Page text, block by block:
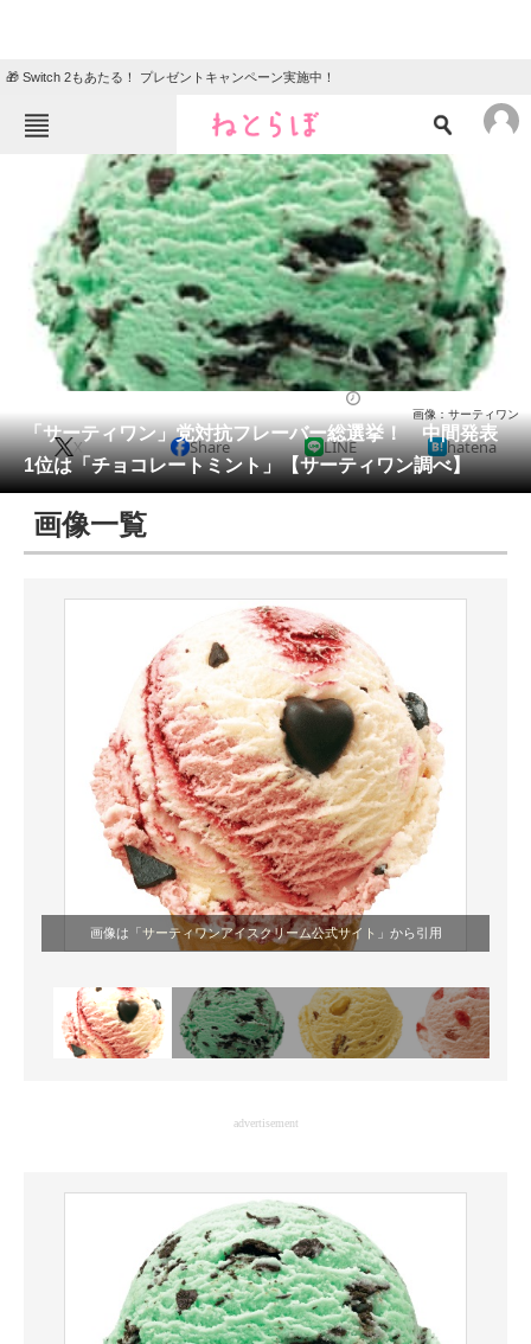
🎁 Switch 2もあたる！ プレゼントキャンペーン実施中！
ねとらぼメニュー
ニュース
エンタメ クイズ
グルメ 地域
住まい 教育・育児
リサーチ
会員記事
メディア
注目記事を集めた総合ページ
スマホと通信の最新トレンド
進化するPCとデバイスの未来
好きが集まる 比べて選べる
ビジネスと働き方のヒント
AI活用のいまが分かる
企業ITのトレンドを詳説
経営リーダーのコミュニティ
マーケ×ITの今がよく分かる
ITエンジニア向け専門サイト
製造業のIT導入・活用を支援
モノづくり技術者専門サイト
エレクトロニクス専門サイト
「サーティワン」党対抗フレーバー総選挙！ 中間発表
1位は「チョコレートミント」【サーティワン調べ】
画像：サーティワン
X Share LINE hatena
画像一覧
画像は「 サーティワンアイスクリーム公式サイト 」から引用
advertisement